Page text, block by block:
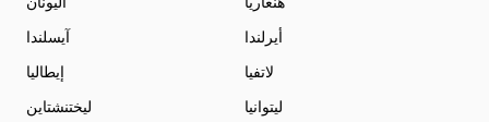
آيسلندا
أيرلندا
إيطاليا
لاتفيا
ليختنشتاين
ليتوانيا